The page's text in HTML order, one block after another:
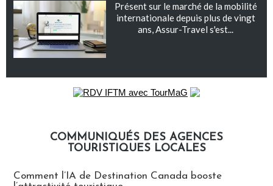
Présent sur le marché de la mobilité
internationale depuis plus de vingt
ans, Assur-Travel s'est...
COMMUNIQUÉS DES AGENCES
TOURISTIQUES LOCALES
Comment l’IA de Destination Canada booste